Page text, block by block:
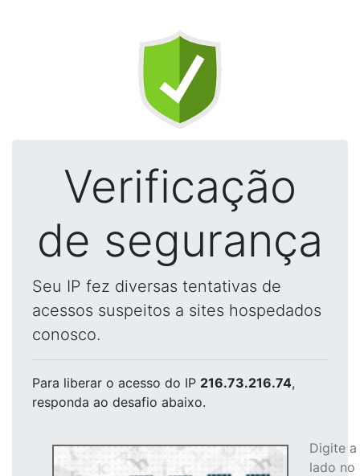
Verificação
de segurança
Seu IP fez diversas tentativas de
acessos suspeitos a sites hospedados
conosco.
Para liberar o acesso do IP 216.73.216.74,
responda ao desafio abaixo.
Digite
lado no